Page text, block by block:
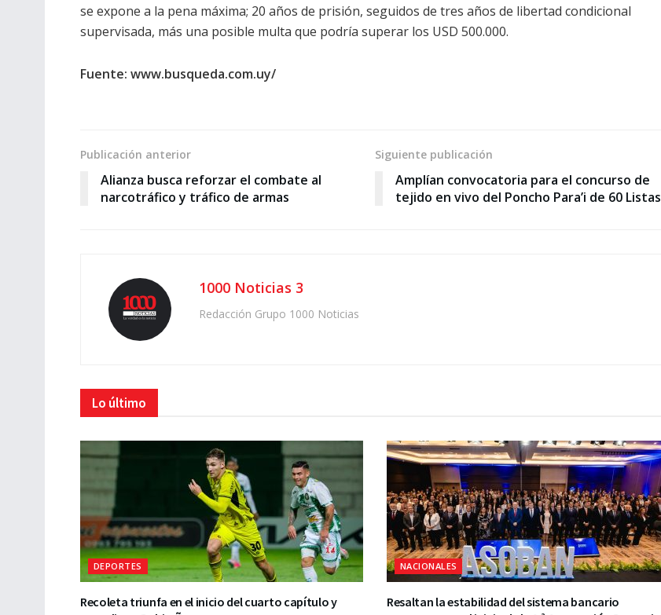
se expone a la pena máxima; 20 años de prisión, seguidos de tres años de libertad condicional
supervisada, más una posible multa que podría superar los USD 500.000.
Fuente: www.busqueda.com.uy/
Publicación anterior
Alianza busca reforzar el combate al
narcotráfico y tráfico de armas
Siguiente publicación
Amplían convocatoria para el concurso de
tejido en vivo del Poncho Para’i de 60 Listas
1000 Noticias 3
Redacción Grupo 1000 Noticias
Lo último
DEPORTES
Recoleta triunfa en el inicio del cuarto capítulo y
NACIONALES
Resaltan la estabilidad del sistema bancario